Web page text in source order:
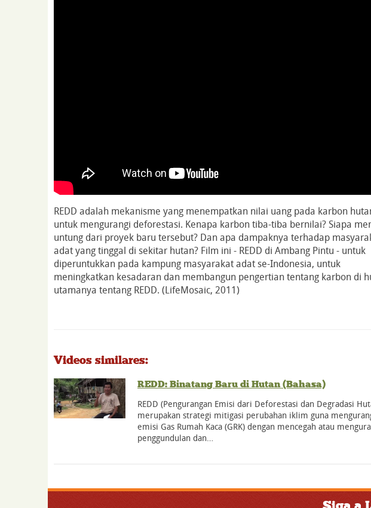
REDD adalah mekanisme yang menempatkan nilai uang pada karbon
untuk mengurangi deforestasi. Kenapa karbon tiba-tiba bernilai? Siapa
untung dari proyek baru tersebut? Dan apa dampaknya terhadap
adat yang tinggal di sekitar hutan? Film ini - REDD di Ambang Pintu - untuk
diperuntukkan pada kampung masyarakat adat se-Indonesia, untuk
meningkatkan kesadaran dan membangun pengertian tentang karbon di
utamanya tentang REDD. (LifeMosaic, 2011)
Videos similares:
REDD: Binatang Baru di Hutan (Bahasa)
REDD (Pengurangan Emisi dari Deforestasi dan Degradasi
merupakan strategi mitigasi perubahan iklim guna
emisi Gas Rumah Kaca (GRK) dengan mencegah atau
penggundulan dan…